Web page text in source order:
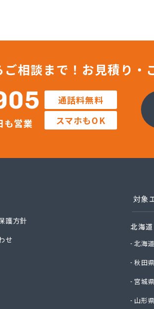
スト・ワン株式会社 岡山営業所/
ヰガス南岡山株式会社 児島支店/
モトガス住設株式会社/
フォス株式会社 プロパン部/
フォス株式会社 東岡山工場/
フォス株式会社玉野営業所/
産業株式会社 岡山工場/
忠エネクスホームライフ西日本株式会社
忠エネクスホームライフ西日本株式会社
エネルギー株式会社/
商店/
ガスエネルギー株式会社（旧 岡山液化ガ
相談まで！ お見積り・
も営業
通話料無料
スマホもOK
護方針
せ
対象
北海
北海道
秋田県
宮城県
山形県